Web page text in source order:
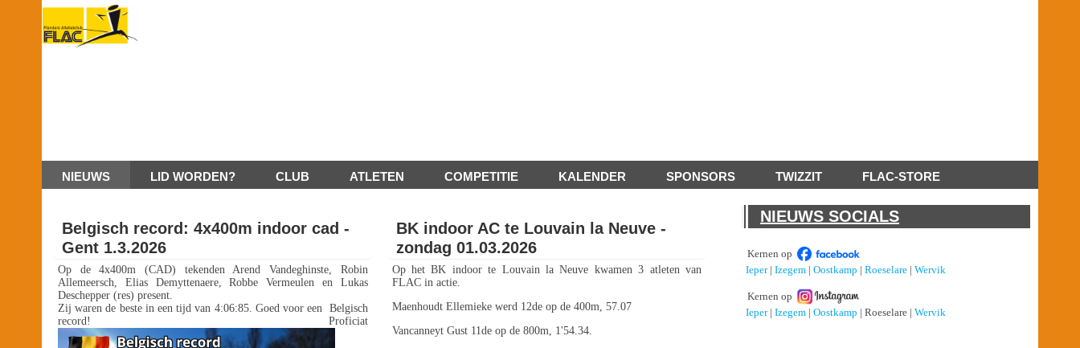
NIEUWS LID WORDEN? CLUB ATLETEN COMPETITIE KALENDER SPONSORS TWIZZIT FLAC-STORE
Belgisch record: 4x400m indoor cad -
Gent 1.3.2026
Op de 4x400m (CAD) tekenden Arend Vandeghinste, Robin
Allemeersch, Elias Demyttenaere, Robbe Vermeulen en Lukas
Deschepper (res) present.
Zij waren de beste in een tijd van 4:06:85. Goed voor een Belgisch
record! Proficiat
BK indoor AC te Louvain la Neuve -
zondag 01.03.2026
Op het BK indoor te Louvain la Neuve kwamen 3 atleten van
FLAC in actie.
Maenhoudt Ellemieke werd 12de op de 400m, 57.07
Vancanneyt Gust 11de op de 800m, 1'54.34.
NIEUWS SOCIALS
Kernen op
Ieper| Izegem | Oostkamp | Roeselare | Wervik
Kernen op
Ieper| Izegem | Oostkamp | Roeselare | Wervik